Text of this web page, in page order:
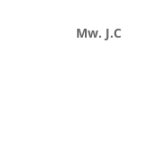
Mw. J.C